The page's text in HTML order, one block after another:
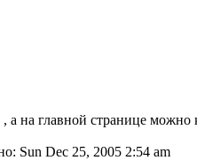
а на главной странице можно
Sun Dec 25, 2005 2:54 am